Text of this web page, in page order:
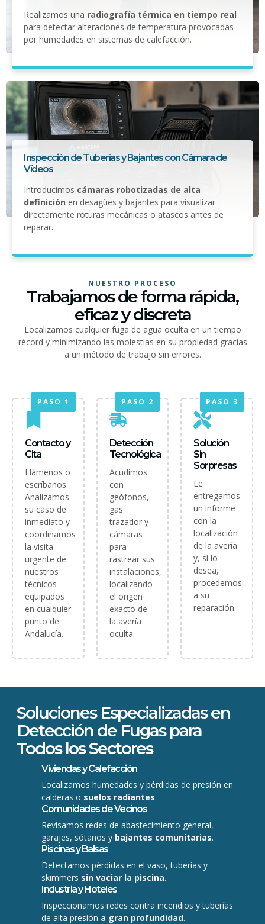
Realizamos una radiografía térmica en tiempo real
para detectar alteraciones de temperatura provocadas
por humedades en sistemas de calefacción.
Inspección de Tuberías y Bajantes con Cámara de
Vídeos
Introducimos cámaras robotizadas de alta
definición en desagües y bajantes para visualizar
directamente roturas mecánicas o atascos antes de
reparar.
NUESTRO PROCESO
Trabajamos de forma rápida,
eficaz y discreta
Localizamos cualquier fuga de agua oculta en un tiempo
récord y minimizando las molestias en su propiedad gracias
a un método de trabajo sin errores.
PASO 1
Contacto y
Cita
Llámenos o
escríbanos.
Analizamos
su caso de
inmediato y
coordinamos
la visita
urgente de
nuestros
técnicos
equipados
en cualquier
punto de
Andalucía.
PASO 2
Detección
Tecnológica
Acudimos
con
geófonos,
gas
trazador y
cámaras
para
rastrear sus
instalaciones,
localizando
el origen
exacto de
la avería
oculta.
PASO 3
Solución
Sin
Sorpresas
Le
entregamos
un informe
con la
localización
de la avería
y, si lo
desea,
procedemos
a su
reparación.
Soluciones Especializadas en
Detección de Fugas para
Todos los Sectores
Viviendas y Calefacción
Localizamos humedades y pérdidas de presión en
calderas o suelos radiantes.
Comunidades de Vecinos
Revisamos redes de abastecimiento general,
garajes, sótanos y bajantes comunitarias.
Piscinas y Balsas
Detectamos pérdidas en el vaso, tuberías y
skimmers sin vaciar la piscina.
Industria y Hoteles
Inspeccionamos redes contra incendios y tuberías
de alta presión a gran profundidad.